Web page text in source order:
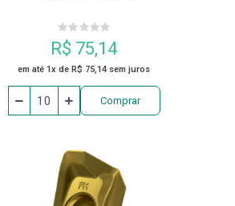
R$ 75,14
em até 1x de R$ 75,14 sem juros
Comprar